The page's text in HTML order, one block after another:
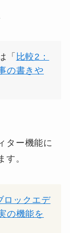
「 比較2：
の書きや
ター機能に
す。
ロックエデ
の機能を